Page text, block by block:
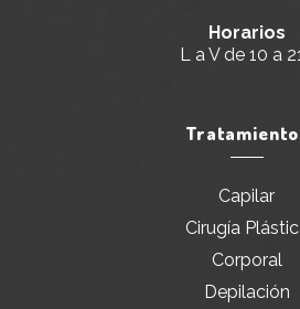
Horarios
L a V de 10 a
Capilar
Cirugía
Corporal
Depilación